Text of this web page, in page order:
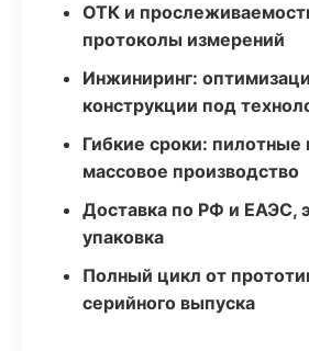
ОТК и
протоколы измерений
Инжиниринг:
конструкции под
Гибкие сроки: пилотные
массовое производство
Доставка по РФ и ЕАЭС,
упаковка
Полный цикл от
серийного выпуска